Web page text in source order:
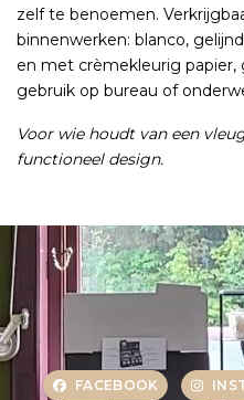
zelf te benoemen.
binnenwerken: blanco,
en met crèmekleurig papier,
gebruik op bureau of
Voor wie houdt van een
functioneel design.
FACEBOOK